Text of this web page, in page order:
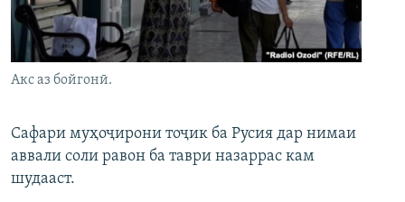
Акс аз бойгонӣ.
Сафари муҳоҷирони тоҷик ба Русия дар нимаи
аввали соли равон ба таври назаррас кам
шудааст.